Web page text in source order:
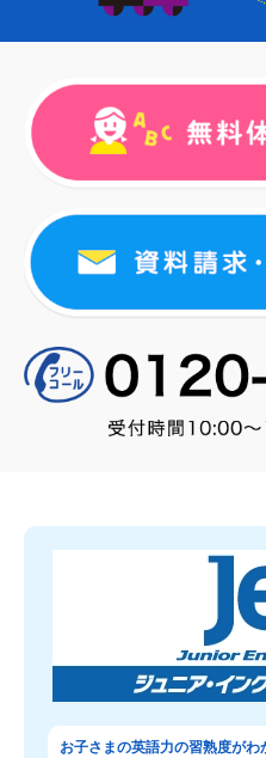
お子さまの英語力の習熟度がわ